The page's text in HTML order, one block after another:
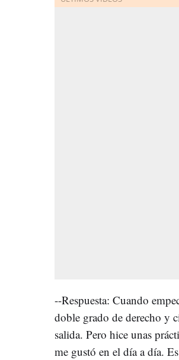
--Respuesta: Cuando
doble grado de derecho y
salida. Pero hice unas
me gustó en el día a día.